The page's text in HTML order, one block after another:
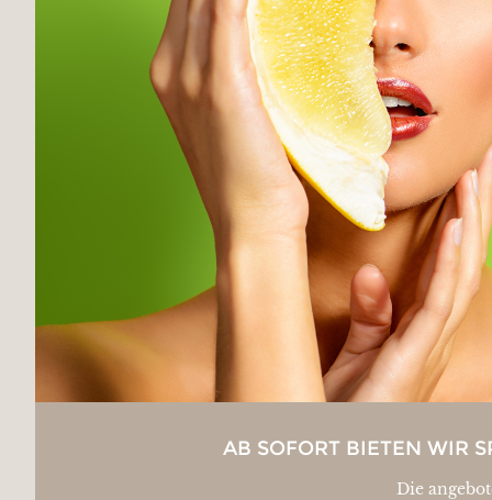
AB SOFORT BIETEN WIR
Die